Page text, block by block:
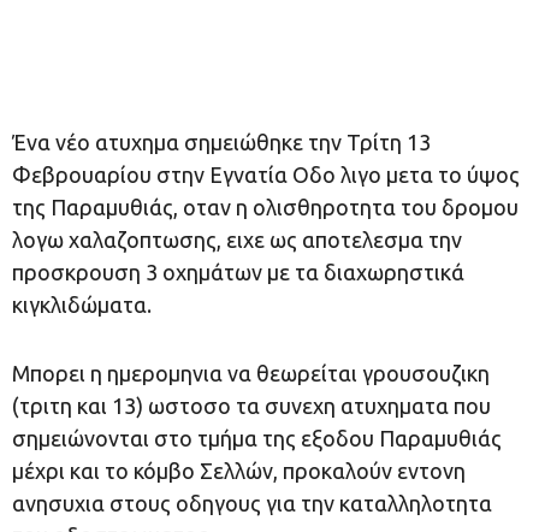
Ένα νέο ατυχημα σημειώθηκε την Τρίτη 13
Φεβρουαρίου στην Εγνατία Οδο λιγο μετα το ύψος
της Παραμυθιάς, οταν η ολισθηροτητα του δρομου
λογω χαλαζοπτωσης, ειχε ως αποτελεσμα την
προσκρουση 3 οχημάτων με τα διαχωρηστικά
κιγκλιδώματα.
Μπορει η ημερομηνια να θεωρείται γρουσουζικη
(τριτη και 13) ωστοσο τα συνεχη ατυχηματα που
σημειώνονται στο τμήμα της εξοδου Παραμυθιάς
μέχρι και το κόμβο Σελλών, προκαλούν εντονη
ανησυχια στους οδηγους για την καταλληλοτητα